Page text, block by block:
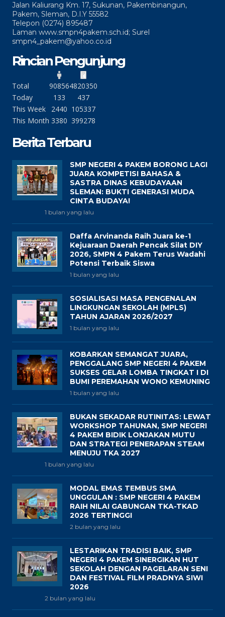
Jalan Kaliurang Km. 17, Sukunan, Pakembinangun,
Pakem, Sleman, D.I.Y 55582
Telepon (0274) 895487
Laman www.smpn4pakem.sch.id; Surel
smpn4_pakem@yahoo.co.id
Rincian Pengunjung
Total 908564820350
Today
133
437
This Week
2440 105337
This Month 3380 399278
Berita Terbaru
SMP NEGERI 4 PAKEM BORONG LAGI
JUARA KOMPETISI BAHASA &
SASTRA DINAS KEBUDAYAAN
SLEMAN: BUKTI GENERASI MUDA
CINTA BUDAYA!
1 bulan yang lalu
Daffa Arvinanda Raih Juara ke-1
Kejuaraan Daerah Pencak Silat DIY
2026, SMPN 4 Pakem Terus Wadahi
Potensi Terbaik Siswa
1 bulan yang lalu
SOSIALISASI MASA PENGENALAN
LINGKUNGAN SEKOLAH (MPLS)
TAHUN AJARAN 2026/2027
1 bulan yang lalu
KOBARKAN SEMANGAT JUARA,
PENGGALANG SMP NEGERI 4 PAKEM
SUKSES GELAR LOMBA TINGKAT I DI
BUMI PEREMAHAN WONO KEMUNING
1 bulan yang lalu
BUKAN SEKADAR RUTINITAS: LEWAT
WORKSHOP TAHUNAN, SMP NEGERI
4 PAKEM BIDIK LONJAKAN MUTU
DAN STRATEGI PENERAPAN STEAM
MENUJU TKA 2027
1 bulan yang lalu
MODAL EMAS TEMBUS SMA
UNGGULAN : SMP NEGERI 4 PAKEM
RAIH NILAI GABUNGAN TKA-TKAD
2026 TERTINGGI
2 bulan yang lalu
LESTARIKAN TRADISI BAIK, SMP
NEGERI 4 PAKEM SINERGIKAN HUT
SEKOLAH DENGAN PAGELARAN SENI
DAN FESTIVAL FILM PRADNYA SIWI
2026
2 bulan yang lalu